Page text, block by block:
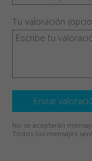
Tu valoración
Enviar
No se aceptarán
Todos los mensajes